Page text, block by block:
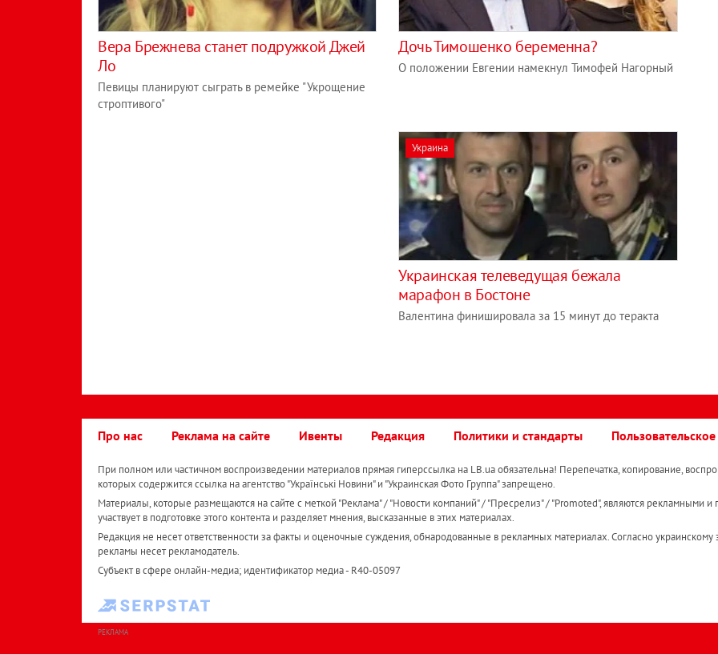
Вера Брежнева станет подружкой Джей
Ло
Певицы планируют сыграть в ремейке "Укрощение
строптивого"
Дочь Тимошенко беременна?
О положении Евгении намекнул Тимофей Нагорный
Украина
Украинская телеведущая бежала
марафон в Бостоне
Валентина финишировала за 15 минут до теракта
Про нас Реклама на сайте Ивенты Редакция Политики и стандарты
При полном или частичном воспроизведении материалов прямая гиперссылка на LB.ua обязательна! Перепечатка, копирование,
которых содержится ссылка на агентство "Українськi Новини" и "Украинская Фото Группа" запрещено.
Материалы, которые размещаются на сайте с меткой "Реклама" / "Новости компаний" / "Пресрелиз" / "Promoted", являются рекламными и
участвует в подготовке этого контента и разделяет мнения, высказанные в этих материалах.
Редакция не несет ответственности за факты и оценочные суждения, обнародованные в рекламных материалах. Согласно украинскому
рекламы несет рекламодатель.
Субъект в сфере онлайн-медиа; идентификатор медиа - R40-05097
РЕКЛАМА